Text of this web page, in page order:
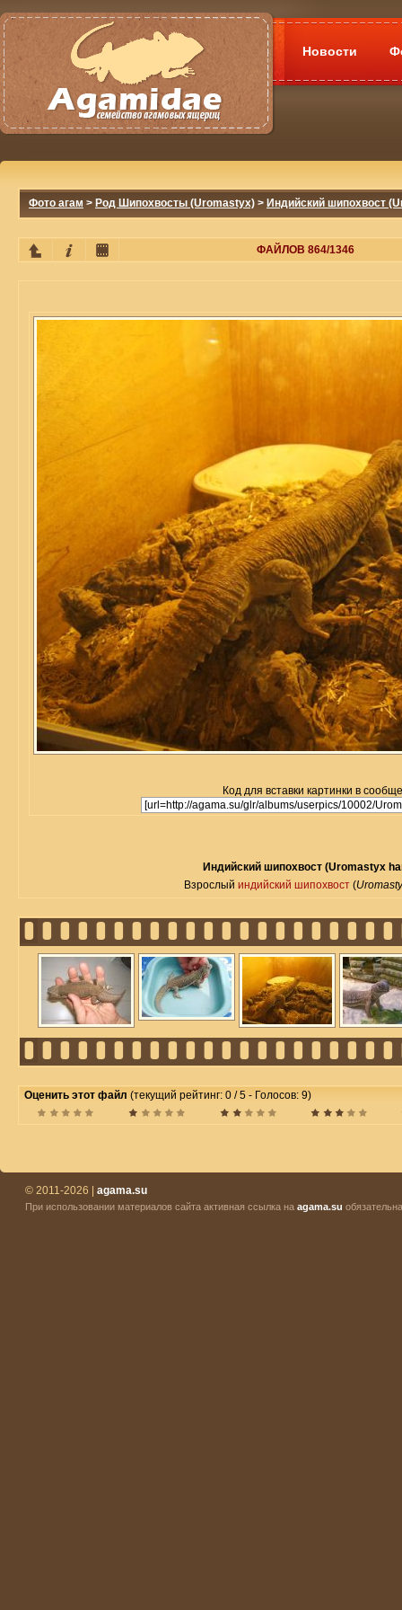
Новости
Фото агам > Род Шипохвосты (Uromastyx) > Индийский шипохвост
ФАЙЛОВ 864/1346
Код для вставки картинки в
Индийский шипохвост (Uromastyx
Взрослый индийский шипохвост (
Оценить этот файл (текущий рейтинг: 0 / 5 - Голосов: 9)
© 2011-2026 | agama.su
При использовании материалов сайта активная ссылка на agama.su